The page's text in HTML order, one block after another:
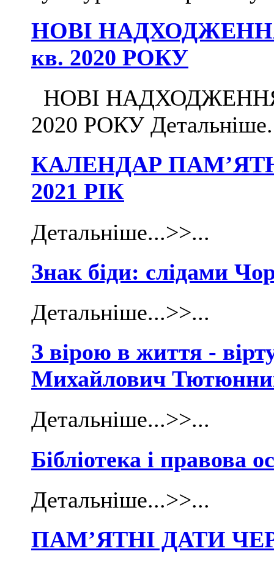
НОВІ
кв. 2020 РОКУ
НОВІ
2020 РОКУ
КАЛЕНДАР
2021 РІК
Детальніше...>>...
Знак біди: слідами
Детальніше...>>...
З вірою в життя -
Михайлович
Детальніше...>>...
Бібліотека і правова
Детальніше...>>...
ПАМ’ЯТНІ ДАТИ